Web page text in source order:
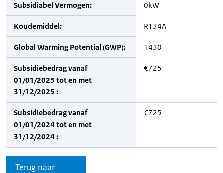
Subsidiabel Vermogen: 0kW
Koudemiddel: R134A
Global Warming Potential (GWP): 1430
Subsidiebedrag vanaf
01/01/2025 tot en met
31/12/2025 :
€725
Subsidiebedrag vanaf
01/01/2024 tot en met
31/12/2024 :
€725
Terug naar